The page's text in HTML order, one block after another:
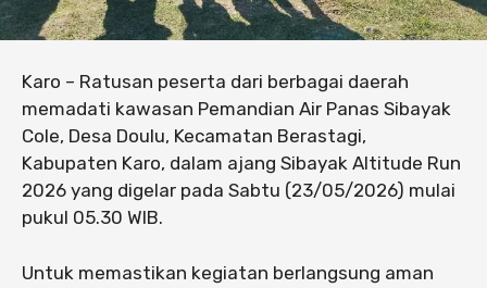
Karo – Ratusan peserta dari berbagai daerah
memadati kawasan Pemandian Air Panas Sibayak
Cole, Desa Doulu, Kecamatan Berastagi,
Kabupaten Karo, dalam ajang Sibayak Altitude Run
2026 yang digelar pada Sabtu (23/05/2026) mulai
pukul 05.30 WIB.
Untuk memastikan kegiatan berlangsung aman